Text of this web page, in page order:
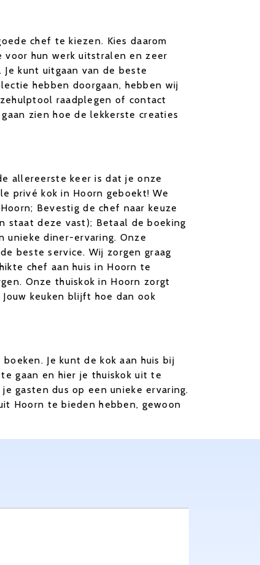
chef te kiezen. Kies daarom
voor hun werk uitstralen en zeer
kunt uitgaan van de beste
hebben doorgaan, hebben wij
raadplegen of contact
zien hoe de lekkerste creaties
allereerste keer is dat je onze
privé kok in Hoorn geboekt! We
Bevestig de chef naar keuze
staat deze vast); Betaal de boeking
unieke diner-ervaring. Onze
beste service. Wij zorgen graag
chef aan huis in Hoorn te
Onze thuiskok in Hoorn zorgt
keuken blijft hoe dan ook
Je kunt de kok aan huis bij
gaan en hier je thuiskok uit te
gasten dus op een unieke ervaring.
Hoorn te bieden hebben, gewoon